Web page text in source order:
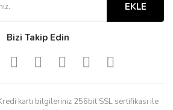
EKLE
Bizi Takip Edin
kartı bilgileriniz 256bit SSL sertifikası ile